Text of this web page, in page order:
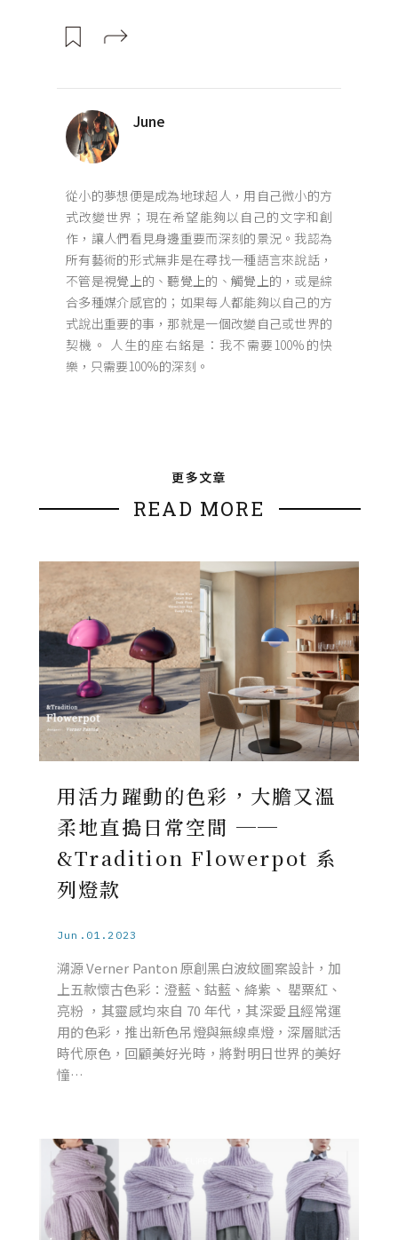
June
從小的夢想便是成為地球超人，用自己微小的方
式改變世界；現在希望能夠以自己的文字和創
作，讓人們看見身邊重要而深刻的景況。我認為
所有藝術的形式無非是在尋找一種語言來說話，
不管是視覺上的、聽覺上的、觸覺上的，或是綜
合多種媒介感官的；如果每人都能夠以自己的方
式說出重要的事，那就是一個改變自己或世界的
契機。 人生的座右銘是：我不需要100%的快
樂，只需要100%的深刻。
更多文章
READ MORE
用活力躍動的色彩，大膽又溫
柔地直搗日常空間 ──
&Tradition Flowerpot 系
列燈款
Jun.01.2023
溯源 Verner Panton 原創黑白波紋圖案設計，加
上五款懷古色彩：澄藍、鈷藍、絳紫、 罌粟紅、
亮粉 ，其靈感均來自 70 年代，其深愛且經常運
用的色彩，推出新色吊燈與無線桌燈，深層賦活
時代原色，回顧美好光時，將對明日世界的美好
憧…